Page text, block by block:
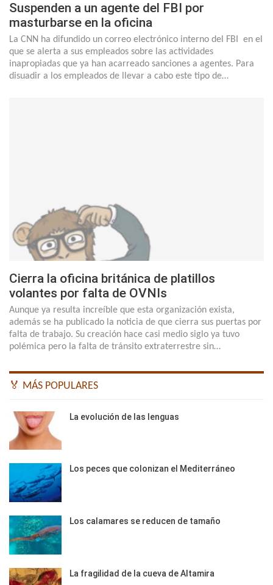
Suspenden a un agente del FBI por
masturbarse en la oficina
La CNN ha difundido un correo electrónico interno del FBI en el
que se alerta a sus empleados sobre las actividades
inapropiadas que ya han acarreado sanciones a agentes. Para
disuadir a los empleados de llevar a cabo este tipo de…
Cierra la oficina británica de platillos
volantes por falta de OVNIs
Aunque ya resulta increíble que esta organización exista,
además se ha publicado la noticia de que cierra sus puertas por
falta de trabajo. Su creación hace casi medio siglo ya tuvo
polémica pero la falta de tránsito extraterrestre sin…
🏅 MÁS POPULARES
La evolución de las lenguas
Los peces que colonizan el Mediterráneo
Los calamares se reducen de tamaño
La fragilidad de la cueva de Altamira